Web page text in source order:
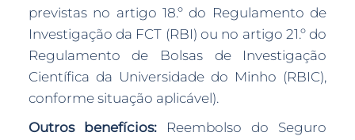
previstas no artigo 18.º do Regulamento de
Investigação da FCT (RBI) ou no artigo 21.º do
Regulamento de Bolsas de Investigação
Científica da Universidade do Minho (RBIC),
conforme situação aplicável).
Outros benefícios:Reembolso do Seguro